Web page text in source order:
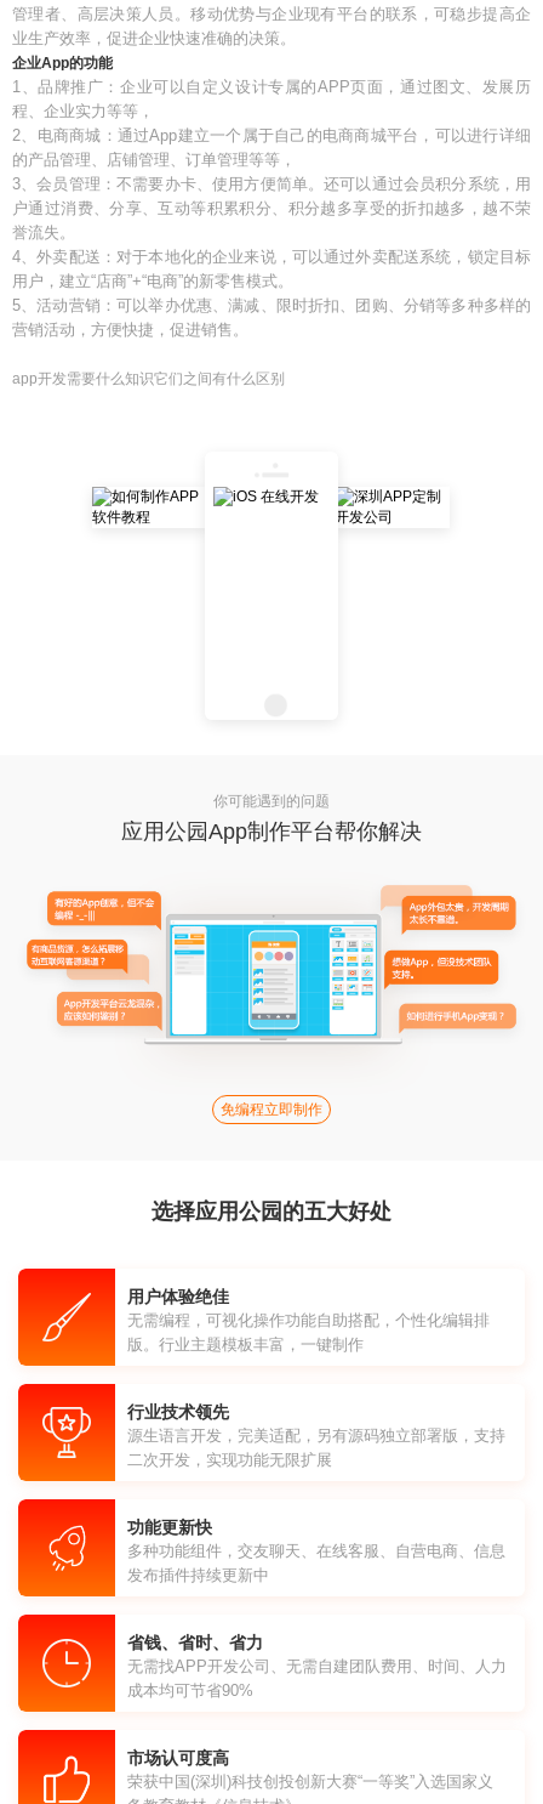
管理者、高层决策人员。移动优势与企业现有平台的联系，可稳步提高企
业生产效率，促进企业快速准确的决策。
企业App的功能
1、品牌推广：企业可以自定义设计专属的APP页面，通过图文、发展历
程、企业实力等等，
2、电商商城：通过App建立一个属于自己的电商商城平台，可以进行详细
的产品管理、店铺管理、订单管理等等，
3、会员管理：不需要办卡、使用方便简单。还可以通过会员积分系统，用
户通过消费、分享、互动等积累积分、积分越多享受的折扣越多，越不荣
誉流失。
4、外卖配送：对于本地化的企业来说，可以通过外卖配送系统，锁定目标
用户，建立“店商”+“电商”的新零售模式。
5、活动营销：可以举办优惠、满减、限时折扣、团购、分销等多种多样的
营销活动，方便快捷，促进销售。
app开发需要什么知识它们之间有什么区别
你可能遇到的问题
应用公园App制作平台帮你解决
免编程立即制作
选择应用公园的五大好处
用户体验绝佳
无需编程，可视化操作功能自助搭配，个性化编辑排
版。行业主题模板丰富，一键制作
行业技术领先
源生语言开发，完美适配，另有源码独立部署版，支持
二次开发，实现功能无限扩展
功能更新快
多种功能组件，交友聊天、在线客服、自营电商、信息
发布插件持续更新中
省钱、省时、省力
无需找APP开发公司、无需自建团队费用、时间、人力
成本均可节省90%
市场认可度高
荣获中国(深圳)科技创投创新大赛“一等奖”入选国家义